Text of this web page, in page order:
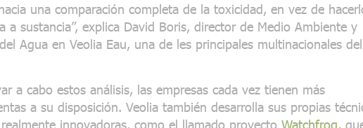
una comparación completa de la toxicidad, en vez de
a sustancia”, explica David Boris, director de Medio Ambiente y
Agua en Veolia Eau, una de les principales multinacionales del
a cabo estos análisis, las empresas cada vez tienen más
a su disposición. Veolia también desarrolla sus propias
innovadoras, como el llamado proyecto Watchfrog,